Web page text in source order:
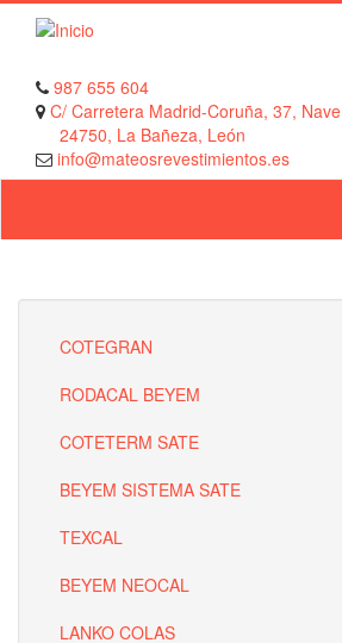
Pasar
principal987 655 604
C/ Carretera Madrid-Coruña, 37, Nave
24750, La Bañeza, León
info@mateosrevestimientos.es
COTEGRAN
RODACAL BEYEM
COTETERM SATE
BEYEM SISTEMA SATE
TEXCAL
BEYEM NEOCAL
LANKO COLAS